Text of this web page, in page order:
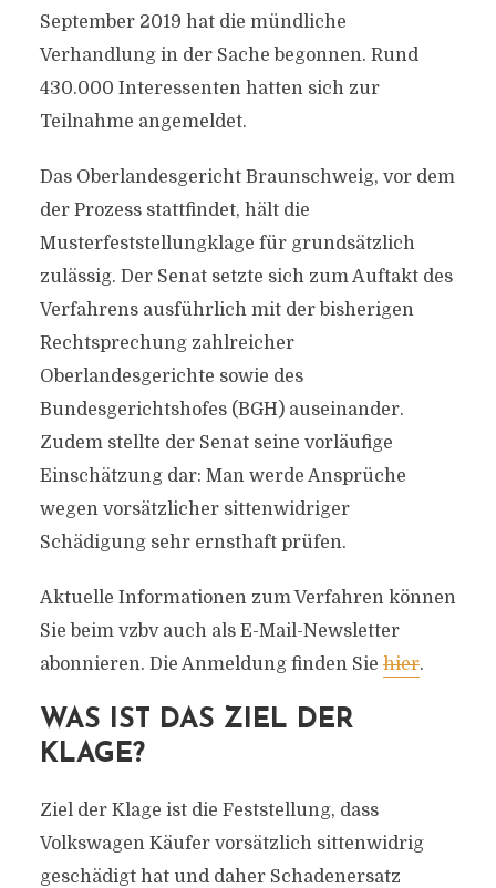
September 2019 hat die mündliche
Verhandlung in der Sache begonnen. Rund
430.000 Interessenten hatten sich zur
Teilnahme angemeldet.
Das Oberlandesgericht Braunschweig, vor dem
der Prozess stattfindet, hält die
Musterfeststellungklage für grundsätzlich
zulässig. Der Senat setzte sich zum Auftakt des
Verfahrens ausführlich mit der bisherigen
Rechtsprechung zahlreicher
Oberlandesgerichte sowie des
Bundesgerichtshofes (BGH) auseinander.
Zudem stellte der Senat seine vorläufige
Einschätzung dar: Man werde Ansprüche
wegen vorsätzlicher sittenwidriger
Schädigung sehr ernsthaft prüfen.
Aktuelle Informationen zum Verfahren können
Sie beim vzbv auch als E-Mail-Newsletter
abonnieren. Die Anmeldung finden Siehier.
WAS IST DAS ZIEL DER
KLAGE?
Ziel der Klage ist die Feststellung, dass
Volkswagen Käufer vorsätzlich sittenwidrig
geschädigt hat und daher Schadenersatz